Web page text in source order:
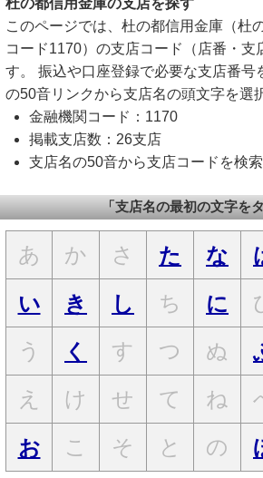
杜の都信用金庫の支店を探す
このページでは、杜の都信用金庫（杜
コード1170）の支店コード（店番・支
す。 振込や口座登録で必要な支店番号
の50音リンクから支店名の頭文字を選
金融機関コード：1170
掲載支店数：26支店
支店名の50音から支店コードを検
「支店名の最初の文字を
あ か さ た な
い
き し ち に
う
く す つ ぬ
え
け せ て ね
お
こ そ と の